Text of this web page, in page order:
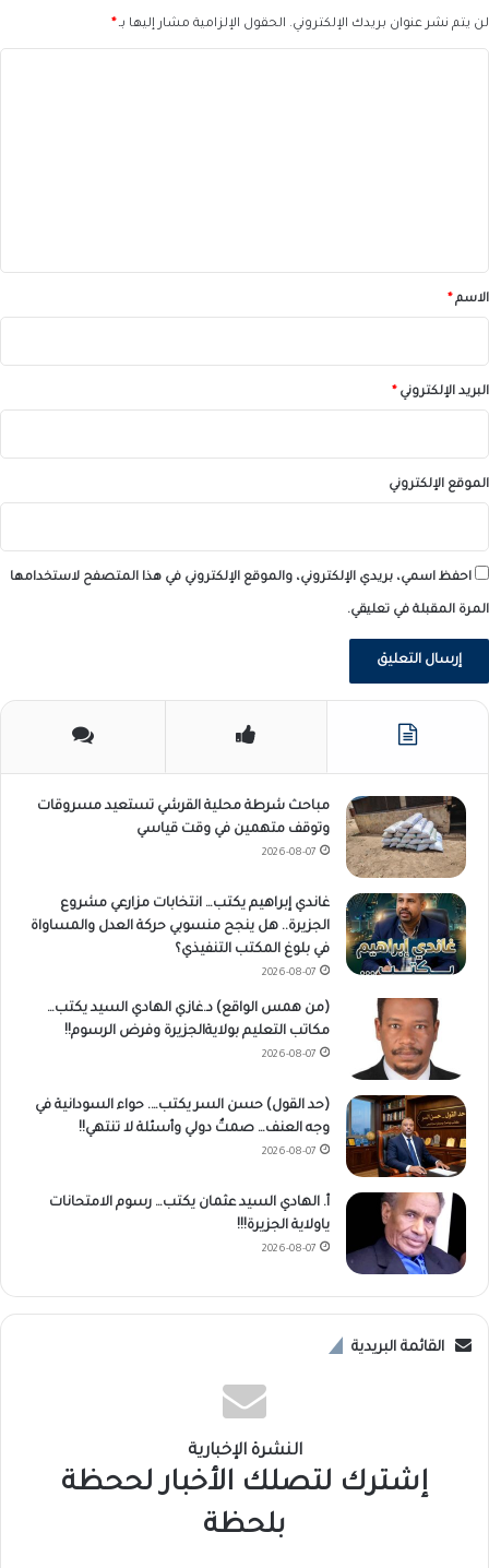
لن يتم نشر عنوان بريدك الإلكتروني. الحقول الإلزامية مشار إليها بـ*
*الاسم*
البريد الإلكتروني*
الموقع الإلكتروني
احفظ اسمي، بريدي الإلكتروني، والموقع الإلكتروني في هذا المتصفح لاستخدامها
المرة المقبلة في تعليقي.
مباحث شرطة محلية القرشي تستعيد مسروقات
وتوقف متهمين في وقت قياسي
2026-08-07
غاندي إبراهيم يكتب… انتخابات مزارعي مشروع
الجزيرة.. هل ينجح منسوبي حركة العدل والمساواة
في بلوغ المكتب التنفيذي؟
2026-08-07
(من همس الواقع) د.غازي الهادي السيد يكتب…
مكاتب التعليم بولايةالجزيرة وفرض الرسوم!!
2026-08-07
(حد القول) حسن السر يكتب…. حواء السودانية في
وجه العنف… صمتٌ دولي وأسئلة لا تنتهي!!
2026-08-07
أ. الهادي السيد عثمان يكتب… رسوم الامتحانات
ياولاية الجزيرة!!!
2026-08-07
القائمة البريدية
النشرة الإخبارية
إشترك لتصلك الأخبار لححظة
بلحظة